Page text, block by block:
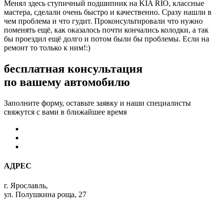
Менял здесь ступичный подшипник на KIA RIO, классные
мастера, сделали очень быстро и качественно. Сразу нашли в
чем проблема и что гудит. Проконсультировали что нужно
поменять ещё, как оказалось почти кончались колодки, а так
бы проездил ещё долго и потом были бы проблемы. Если на
ремонт то только к ним!:)
бесплатная консультация
по вашему автомобилю
Заполните форму, оставьте заявку и наши специалисты
свяжутся с вами в ближайшее время
АДРЕС
г. Ярославль,
ул. Полушкина роща, 27